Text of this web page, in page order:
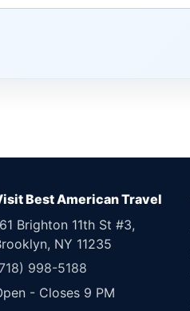
Best American Travel
Brighton 11th St #3,
NY 11235
998-5188
- Closes 9 PM